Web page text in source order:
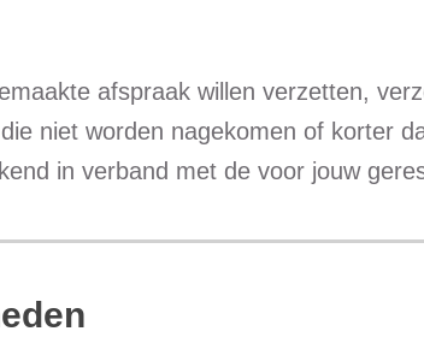
afspraak willen verzetten,
niet worden nagekomen of korter
in verband met de voor jouw